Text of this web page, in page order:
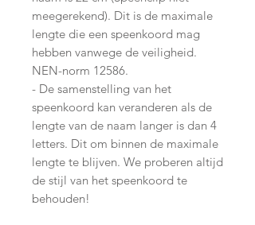
meegerekend). Dit is de maximale
lengte die een speenkoord mag
hebben vanwege de veiligheid.
NEN-norm 12586.
- De samenstelling van het
speenkoord kan veranderen als de
lengte van de naam langer is dan 4
letters. Dit om binnen de maximale
lengte te blijven. We proberen altijd
de stijl van het speenkoord te
behouden!